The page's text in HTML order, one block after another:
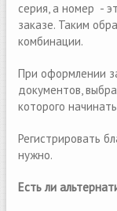
серия, а номер -
заказе. Таким
комбинации.
При оформлении
документов,
которого
Регистрировать
нужно.
Есть ли